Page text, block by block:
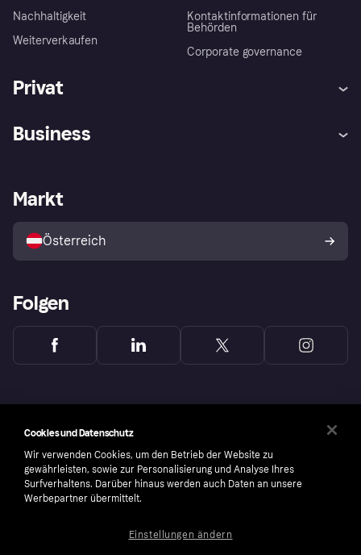
Nachhaltigkeit
Weiterverkaufen
Kontaktinformationen für
Behörden
Corporate governance
Privat
Shops entdecken
Business
Händlerportal
Markt
Österreich
Folgen
Cookies und Datenschutz
Wir verwenden Cookies, um den Betrieb der Website zu
gewährleisten, sowie zur Personalisierung und Analyse Ihres
Surfverhaltens. Darüber hinaus werden auch Daten an unsere
Werbepartner übermittelt.
Einstellungen ändern